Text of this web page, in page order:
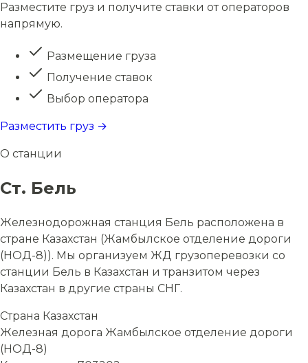
Разместите груз и получите ставки от операторов
напрямую.
Размещение груза
Получение ставок
Выбор оператора
Разместить груз →
О станции
Ст. Бель
Железнодорожная станция Бель расположена в
стране Казахстан (Жамбылское отделение дороги
(НОД-8)). Мы организуем ЖД грузоперевозки со
станции Бель в Казахстан и транзитом через
Казахстан в другие страны СНГ.
Страна Казахстан
Железная дорога Жамбылское отделение дороги
(НОД-8)